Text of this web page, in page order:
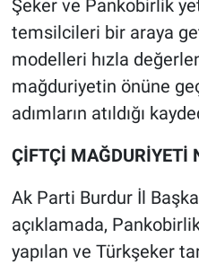
Şeker ve Pankobirlik
temsilcileri bir araya
modelleri hızla
mağduriyetin önüne
adımların atıldığı
ÇİFTÇİ MAĞDURİYETİ
Ak Parti Burdur İl
açıklamada,
yapılan ve Türkşeker